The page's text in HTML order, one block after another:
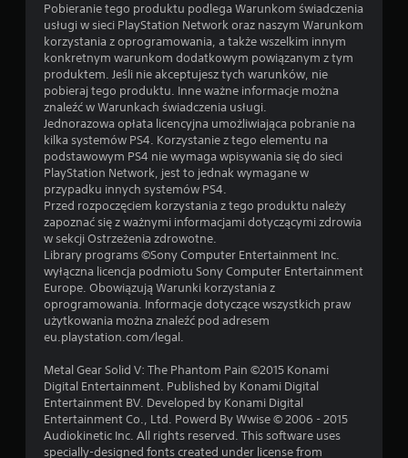
Pobieranie tego produktu podlega Warunkom świadczenia
usługi w sieci PlayStation Network oraz naszym Warunkom
korzystania z oprogramowania, a także wszelkim innym
konkretnym warunkom dodatkowym powiązanym z tym
produktem. Jeśli nie akceptujesz tych warunków, nie
pobieraj tego produktu. Inne ważne informacje można
znaleźć w Warunkach świadczenia usługi.
Jednorazowa opłata licencyjna umożliwiająca pobranie na
kilka systemów PS4. Korzystanie z tego elementu na
podstawowym PS4 nie wymaga wpisywania się do sieci
PlayStation Network, jest to jednak wymagane w
przypadku innych systemów PS4.
Przed rozpoczęciem korzystania z tego produktu należy
zapoznać się z ważnymi informacjami dotyczącymi zdrowia
w sekcji Ostrzeżenia zdrowotne.
Library programs ©Sony Computer Entertainment Inc.
wyłączna licencja podmiotu Sony Computer Entertainment
Europe. Obowiązują Warunki korzystania z
oprogramowania. Informacje dotyczące wszystkich praw
użytkowania można znaleźć pod adresem
eu.playstation.com/legal.
Metal Gear Solid V: The Phantom Pain ©2015 Konami
Digital Entertainment. Published by Konami Digital
Entertainment BV. Developed by Konami Digital
Entertainment Co., Ltd. Powerd By Wwise © 2006 - 2015
Audiokinetic Inc. All rights reserved. This software uses
specially-designed fonts created under license from